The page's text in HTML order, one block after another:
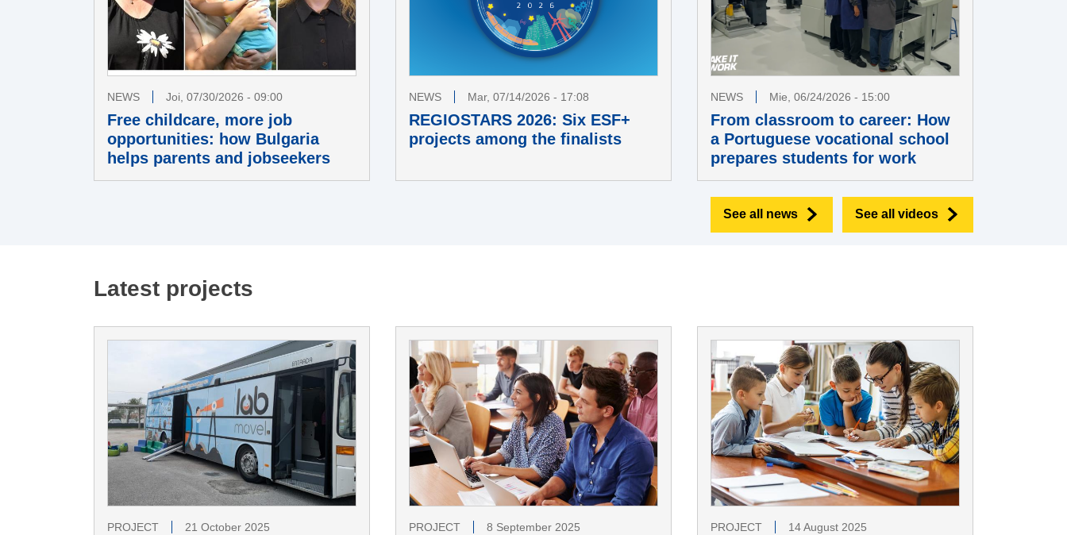
NEWS Joi, 07/30/2026 - 09:00
Free childcare, more job
opportunities: how Bulgaria
helps parents and jobseekers
NEWS Mar, 07/14/2026 - 17:08
REGIOSTARS 2026: Six ESF+
projects among the finalists
NEWS Mie, 06/24/2026 - 15:00
From classroom to career: How
a Portuguese vocational school
prepares students for work
See all videos
See all news
Latest projects
PROJECT 21 October 2025 PROJECT 8 September 2025 PROJECT 14 August 2025